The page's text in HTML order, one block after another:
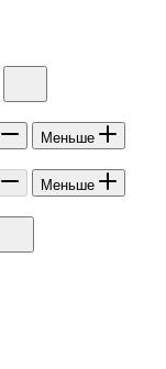
Меньше
Меньше